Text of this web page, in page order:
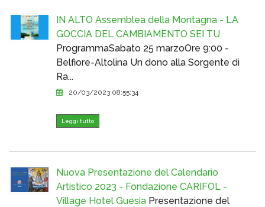
IN ALTO Assemblea della Montagna - LA
GOCCIA DEL CAMBIAMENTO SEI TU
ProgrammaSabato 25 marzoOre 9:00 -
Belfiore-Altolina Un dono alla Sorgente di
Ra...
20/03/2023 08:55:34
Leggi tutto
Nuova Presentazione del Calendario
Artistico 2023 - Fondazione CARIFOL -
Village Hotel Guesia Presentazione del